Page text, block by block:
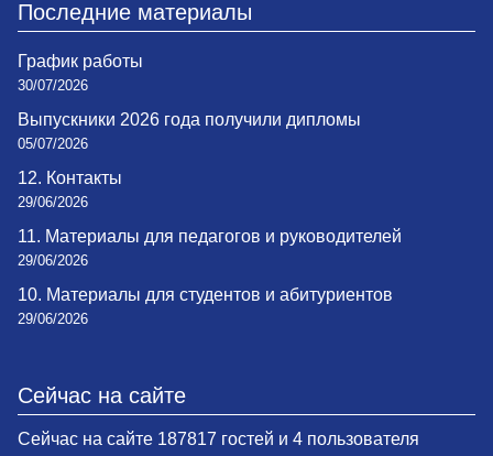
Последние материалы
График работы
30/07/2026
Выпускники 2026 года получили дипломы
05/07/2026
12. Контакты
29/06/2026
11. Материалы для педагогов и руководителей
29/06/2026
10. Материалы для студентов и абитуриентов
29/06/2026
Сейчас на сайте
Сейчас на сайте 187817 гостей и 4 пользователя